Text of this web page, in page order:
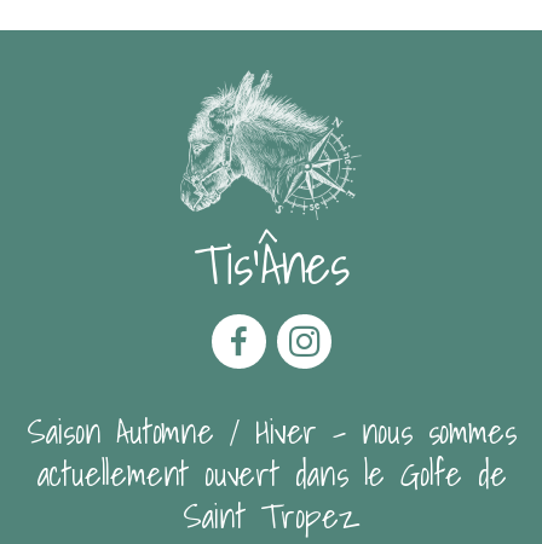
Tis'Ânes
Saison Automne / Hiver - nous sommes
actuellement ouvert dans le Golfe de
Saint Tropez